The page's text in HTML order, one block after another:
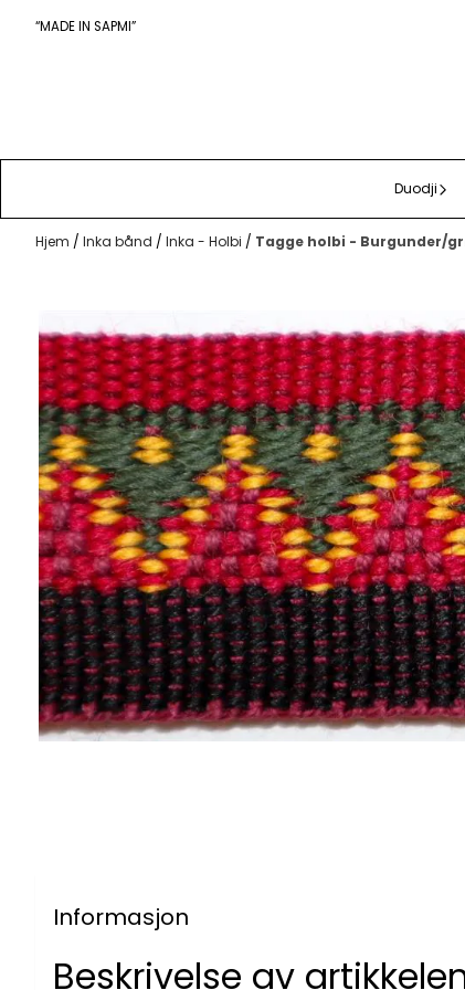
Hopp til innhold
“MADE IN SAPMI”
Duodji
Hjem / Inka bånd / Inka - Holbi / Tagge holbi - Burgunder/
Informasjon
Beskrivelse av